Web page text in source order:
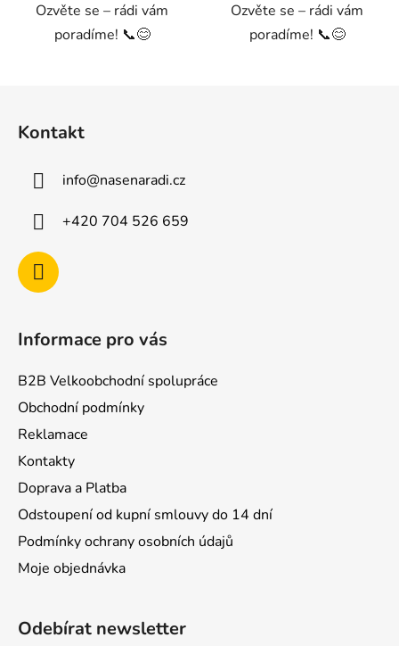
Ozvěte se – rádi vám
poradíme! 📞😊
Ozvěte se – rádi vám
poradíme! 📞😊
Kontakt
info@nasenaradi.cz
+420 704 526 659
Informace pro vás
B2B Velkoobchodní spolupráce
Obchodní podmínky
Reklamace
Kontakty
Doprava a Platba
Odstoupení od kupní smlouvy do 14 dní
Podmínky ochrany osobních údajů
Moje objednávka
Odebírat newsletter